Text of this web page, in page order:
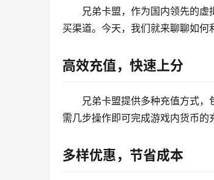
兄弟卡盟，作为国内领先的
买渠道。今天，我们就来聊聊如何
高效充值，快速上分
兄弟卡盟提供多种充值方式
需几步操作即可完成游戏内货币的
多样优惠，节省成本